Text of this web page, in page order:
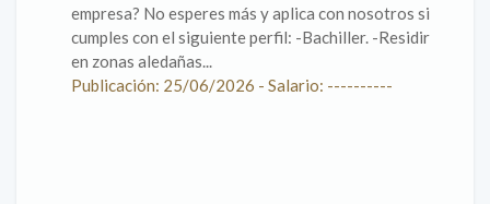
empresa? No esperes más y aplica con nosotros si
cumples con el siguiente perfil: -Bachiller. -Residir
en zonas aledañas...
Publicación: 25/06/2026 - Salario: ----------